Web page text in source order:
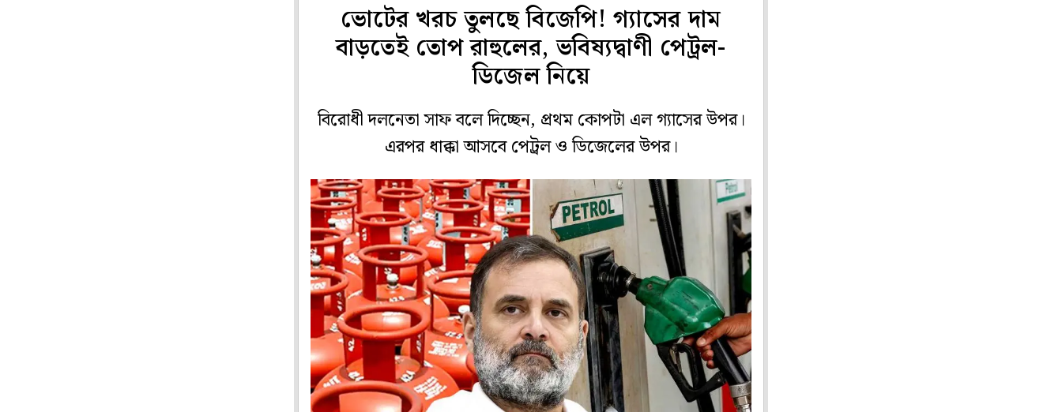
ভোটের খরচ তুলছে বিজেপি! গ্যাসের দাম
বাড়তেই তোপ রাহুলের, ভবিষ্যদ্বাণী পেট্রল-
ডিজেল নিয়ে
বিরোধী দলনেতা সাফ বলে দিচ্ছেন, প্রথম কোপটা এল গ্যাসের উপর।
এরপর ধাক্কা আসবে পেট্রল ও ডিজেলের উপর।